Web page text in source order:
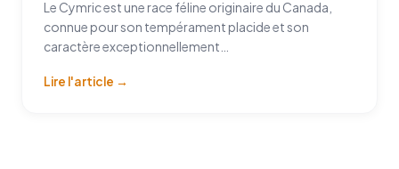
Le Cymric est une race féline originaire du Canada,
connue pour son tempérament placide et son
caractère exceptionnellement…
Lire l'article →